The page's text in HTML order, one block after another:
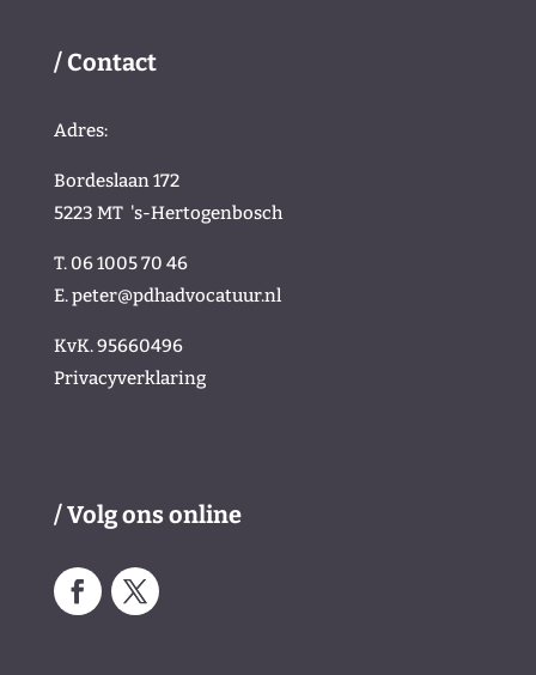
/ Contact
Adres:
Bordeslaan 172
5223 MT 's-Hertogenbosch
T. 06 1005 70 46
E.peter@pdhadvocatuur.nl
KvK.95660496
Privacyverklaring
/ Volg ons online